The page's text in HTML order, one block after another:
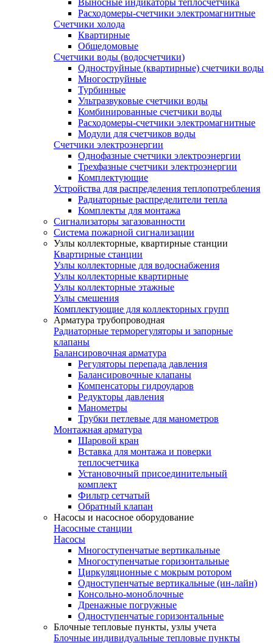
Выносные индикаторы теплосчетчика
Расходомеры-счетчики электромагнитные
Счетчики холода
Квартирные
Общедомовые
Счетчики воды (водосчетчики)
Одноструйные (квартирные) счетчики воды
Многоструйные
Турбинные
Ультразвуковые счетчики воды
Комбинированные счетчики воды
Расходомеры-счетчики электромагнитные
Модули для счетчиков воды
Счетчики электроэнергии
Однофазные счетчики электроэнергии
Трехфазные счетчики электроэнергии
Комплектующие
Устройства для распределения теплопотребления
Радиаторные распределители тепла
Комплекты для монтажа
Сигнализаторы загазованности
Система пожарной сигнализации
Узлы коллекторные, квартирные станции
Квартирные станции
Узлы коллекторные для водоснабжения
Узлы коллекторные квартирные
Узлы коллекторные этажные
Узлы смешения
Комплектующие для коллекторных групп
Арматура трубопроводная
Радиаторные терморегуляторы и запорные
клапаны
Балансировочная арматура
Регуляторы перепада давления
Балансировочные клапаны
Компенсаторы гидроударов
Редукторы давления
Манометры
Трубки петлевые для манометров
Монтажная арматура
Шаровой кран
Вставка для монтажа и поверки
теплосчетчика
Установочный присоединительный
комплект
Фильтр сетчатый
Обратный клапан
Насосы и насосное оборудование
Насосные станции
Насосы
Многоступенчатые вертикальные
Многоступенчатые горизонтальные
Циркуляционные с мокрым ротором
Одноступенчатые вертикальные (ин-лайн)
Консольно-моноблочные
Дренажные погружные
Одноступенчатые горизонтальные
Блочные тепловые пункты, узлы учета
Блочные индивидуальные тепловые пункты